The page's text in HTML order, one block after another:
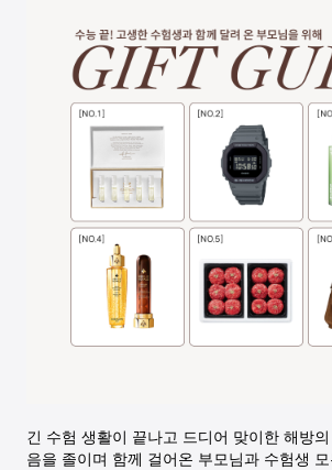
긴 수험 생활이 끝나고 드디어 맞이한 해방
음을 졸이며 함께 걸어온 부모님과 수험생